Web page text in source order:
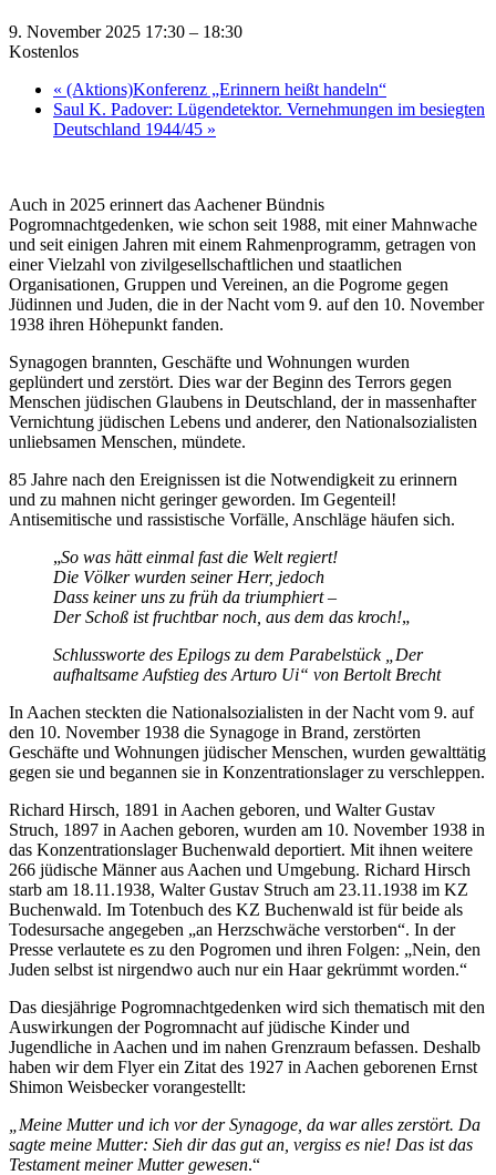
9. November 2025 17:30 – 18:30
Kostenlos
« (Aktions)Konferenz „Erinnern heißt handeln“
Saul K. Padover: Lügendetektor. Vernehmungen im besiegten
Deutschland 1944/45 »
Auch in 2025 erinnert das Aachener Bündnis
Pogromnachtgedenken, wie schon seit 1988, mit einer Mahnwache
und seit einigen Jahren mit einem Rahmenprogramm, getragen von
einer Vielzahl von zivilgesellschaftlichen und staatlichen
Organisationen, Gruppen und Vereinen, an die Pogrome gegen
Jüdinnen und Juden, die in der Nacht vom 9. auf den 10. November
1938 ihren Höhepunkt fanden.
Synagogen brannten, Geschäfte und Wohnungen wurden
geplündert und zerstört. Dies war der Beginn des Terrors gegen
Menschen jüdischen Glaubens in Deutschland, der in massenhafter
Vernichtung jüdischen Lebens und anderer, den Nationalsozialisten
unliebsamen Menschen, mündete.
85 Jahre nach den Ereignissen ist die Notwendigkeit zu erinnern
und zu mahnen nicht geringer geworden. Im Gegenteil!
Antisemitische und rassistische Vorfälle, Anschläge häufen sich.
„So was hätt einmal fast die Welt regiert!
Die Völker wurden seiner Herr, jedoch
Dass keiner uns zu früh da triumphiert –
Der Schoß ist fruchtbar noch, aus dem das kroch!„
Schlussworte des Epilogs zu dem Parabelstück „Der
aufhaltsame Aufstieg des Arturo Ui“ von Bertolt Brecht
In Aachen steckten die Nationalsozialisten in der Nacht vom 9. auf
den 10. November 1938 die Synagoge in Brand, zerstörten
Geschäfte und Wohnungen jüdischer Menschen, wurden gewalttätig
gegen sie und begannen sie in Konzentrationslager zu verschleppen.
Richard Hirsch, 1891 in Aachen geboren, und Walter Gustav
Struch, 1897 in Aachen geboren, wurden am 10. November 1938 in
das Konzentrationslager Buchenwald deportiert. Mit ihnen weitere
266 jüdische Männer aus Aachen und Umgebung. Richard Hirsch
starb am 18.11.1938, Walter Gustav Struch am 23.11.1938 im KZ
Buchenwald. Im Totenbuch des KZ Buchenwald ist für beide als
Todesursache angegeben „an Herzschwäche verstorben“. In der
Presse verlautete es zu den Pogromen und ihren Folgen: „Nein, den
Juden selbst ist nirgendwo auch nur ein Haar gekrümmt worden.“
Das diesjährige Pogromnachtgedenken wird sich thematisch mit den
Auswirkungen der Pogromnacht auf jüdische Kinder und
Jugendliche in Aachen und im nahen Grenzraum befassen. Deshalb
haben wir dem Flyer ein Zitat des 1927 in Aachen geborenen Ernst
Shimon Weisbecker vorangestellt:
„Meine Mutter und ich vor der Synagoge, da war alles zerstört. Da
sagte meine Mutter: Sieh dir das gut an, vergiss es nie! Das ist das
Testament meiner Mutter gewesen.“